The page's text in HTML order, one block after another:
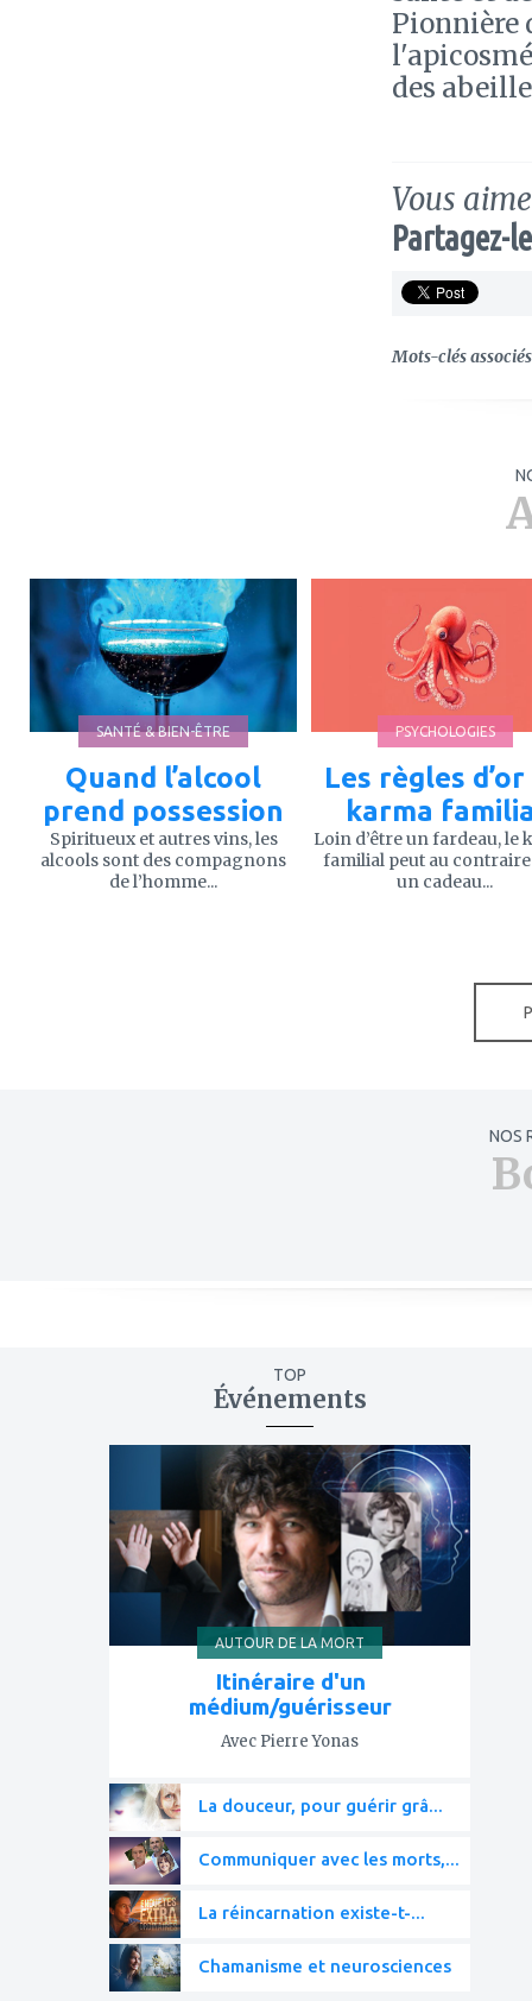
Pionnière
des
Vous
Partagez-
Mots-clés
à
mes
favoris
SANTÉ & BIEN-ÊTRE
Quand l’alcool
prend possession
Spiritueux et autres vins, les
alcools sont des compagnons
de l’homme...
PSYCHOLOGIES
Les règles d’or
karma
Loin d’être un fardeau, le
familial peut au
un cadeau...
NOS
TOP
Événements
AUTOUR DE LA MORT
Itinéraire d'un
médium/guérisseur
Avec Pierre Yonas
La douceur, pour guérir grâ...
Communiquer avec les morts,...
La réincarnation existe-t-...
Chamanisme et neurosciences